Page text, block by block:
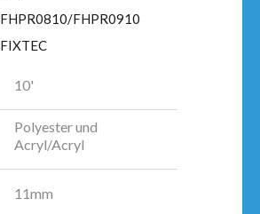
FHPR0810/FHPR0910
FIXTEC
10'
Polyester und
Acryl/Acryl
11mm